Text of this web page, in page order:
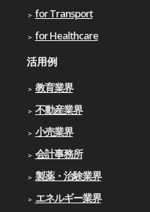
for Transport
for Healthcare
活用例
教育業界
不動産業界
小売業界
会計事務所
製薬・治験業界
エネルギー業界